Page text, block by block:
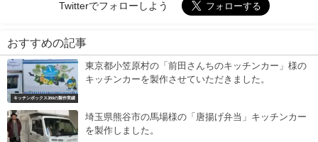
Twitterでフォローしよう
おすすめの記事
キッチンボックス350の製作実績
東京都小笠原村の「前田さんちのキッチンカー」様の
キッチンカーを製作させていただきました。
埼玉県熊谷市の馬場様の「唐揚げ弁当」キッチンカー
を製作しました。